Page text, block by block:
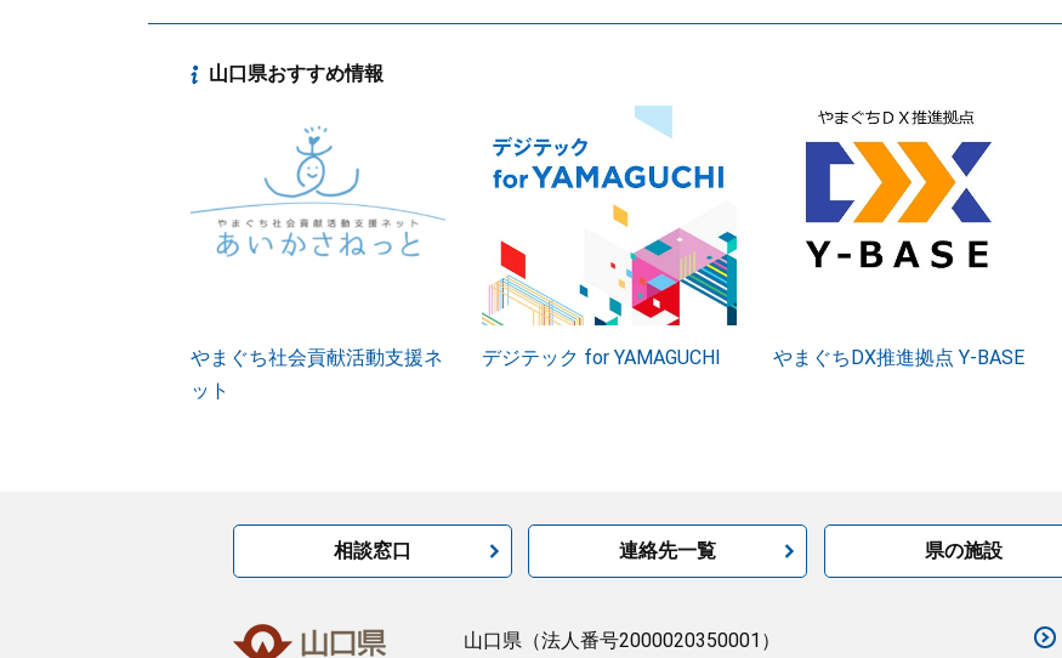
山口県おすすめ情報
やまぐち社会貢献活動支援ネ
ット
デジテック for YAMAGUCHI やまぐちDX推進拠点 Y-BASE
相談窓口 連絡先一覧 県の施設
山口県 （法人番号2000020350001）